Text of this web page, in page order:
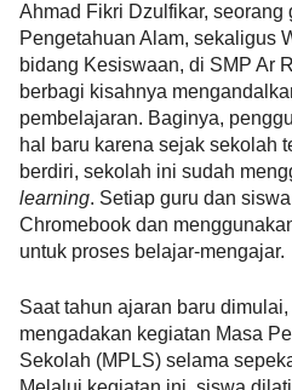
Ahmad Fikri Dzulfikar, seorang
Pengetahuan Alam, sekaligus
bidang Kesiswaan, di SMP Ar
berbagi kisahnya
pembelajaran. Baginya,
hal baru karena sejak sekolah
berdiri, sekolah ini sudah
learning. Setiap guru dan
Chromebook dan
untuk proses belajar-mengajar.
Saat tahun ajaran baru
mengadakan kegiatan Masa
Sekolah (MPLS) selama